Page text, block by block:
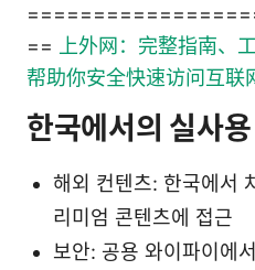
==
上外网：完整指南、
帮助你安全快速访问互联
한국에서의 실사
해외 컨텐츠: 한국에서
리미엄 콘텐츠에 접근
보안: 공용 와이파이에